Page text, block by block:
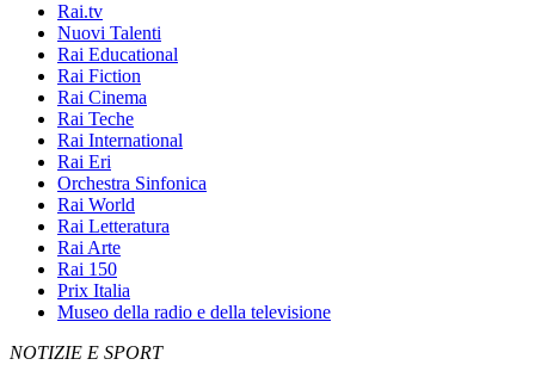
Rai.tv
Nuovi Talenti
Rai Educational
Rai Fiction
Rai Cinema
Rai Teche
Rai International
Rai Eri
Orchestra Sinfonica
Rai World
Rai Letteratura
Rai Arte
Rai 150
Prix Italia
Museo della radio e della televisione
NOTIZIE E SPORT